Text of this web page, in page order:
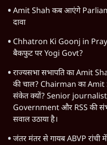
Amit Shah कब आएंगे
दावा
Chhatron Ki Goonj in
बैकफुट पर Yogi Govt?
राज्यसभा सभापति का Amit
की चाल? Chairman का Amit
संकेत क्यों? Senior
Government और RSS की
सवाल उठाया है।
जंतर मंतर से गायब ABVP रांची में